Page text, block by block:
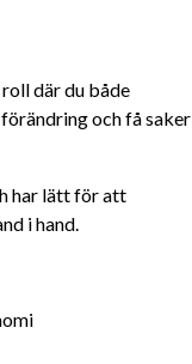
där du både
och få saker
har lätt för att
i hand.